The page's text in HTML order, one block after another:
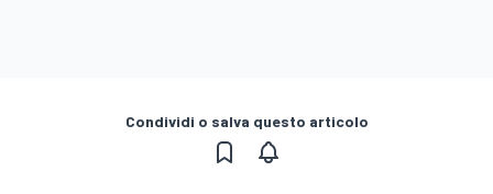
Condividi o salva questo articolo